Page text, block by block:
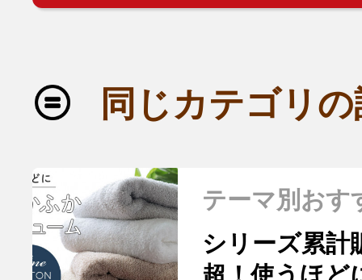
同じカテゴリ
テーマ別おす
シリーズ累計
超！使うほど